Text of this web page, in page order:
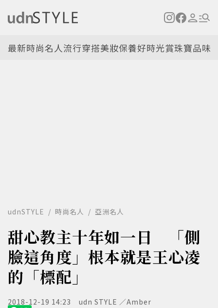
最新時尚名人流行穿搭美妝保養好時光賞珠寶品味
udnSTYLE 時尚名人 亞洲名人
甜心教主十年如一日 「側
臉這角度」根本就是王心凌
的「標配」
2018-12-19 14:23 udn STYLE ／Amber